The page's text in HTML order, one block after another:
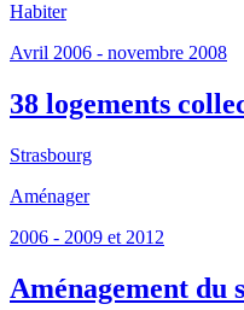
Habiter
Avril 2006 - novembre 2008
38 logements
Strasbourg
Aménager
2006 - 2009 et 2012
Aménagement du